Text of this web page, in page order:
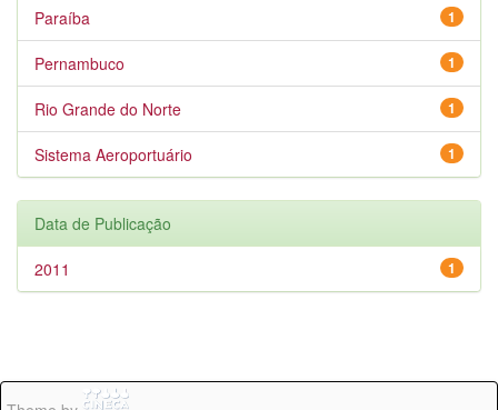
1
Paraíba
1
Pernambuco
1
Rio Grande do Norte
1
Sistema Aeroportuário
Data de Publicação
1
2011